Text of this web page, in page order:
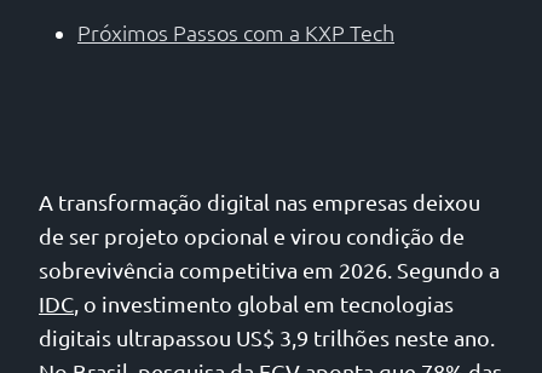
Próximos Passos com a KXP Tech
A transformação digital nas empresas deixou
de ser projeto opcional e virou condição de
sobrevivência competitiva em 2026. Segundo a
IDC, o investimento global em tecnologias
digitais ultrapassou US$ 3,9 trilhões neste ano.